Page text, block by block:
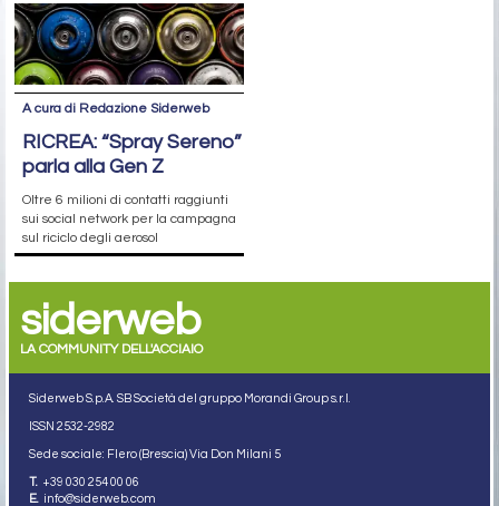
A cura di Redazione Siderweb
RICREA: “Spray Sereno”
parla alla Gen Z
Oltre 6 milioni di contatti raggiunti
sui social network per la campagna
sul riciclo degli aerosol
siderweb
LA COMMUNITY DELL'ACCIAIO
Siderweb S.p.A. SB Società del gruppo Morandi Group s.r.l.
ISSN 2532-2982
Sede sociale: Flero (Brescia) Via Don Milani 5
T. +39 030 254 00 06
E. info@siderweb.com